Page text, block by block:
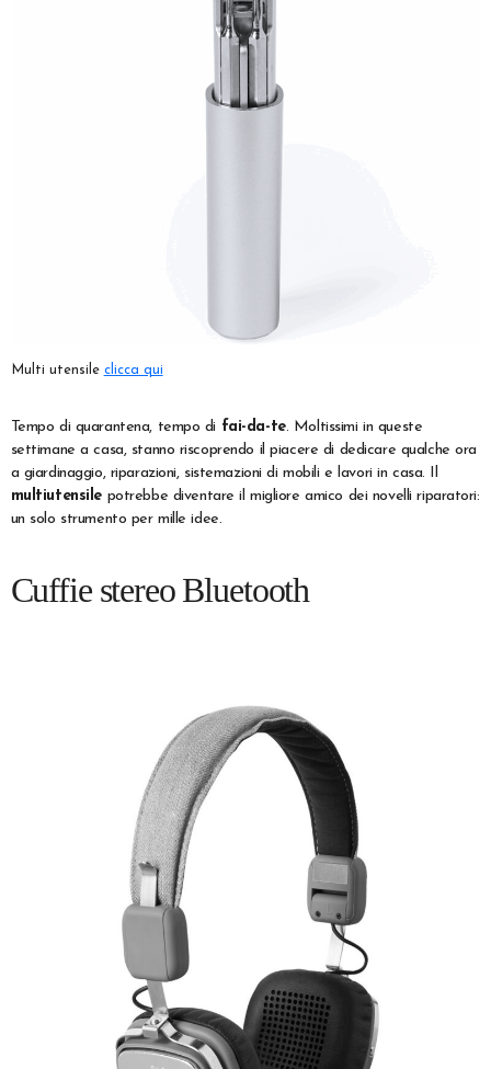
Multi utensile clicca qui
Tempo di quarantena, tempo di fai-da-te. Moltissimi in queste
settimane a casa, stanno riscoprendo il piacere di dedicare qualche ora
a giardinaggio, riparazioni, sistemazioni di mobili e lavori in casa. Il
multiutensilepotrebbe diventare il migliore amico dei novelli riparatori:
un solo strumento per mille idee.
Cuffie stereo Bluetooth